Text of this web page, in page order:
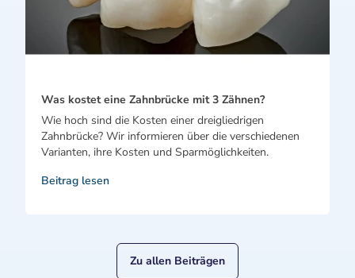
Was kostet eine Zahnbrücke mit 3 Zähnen?
Wie hoch sind die Kosten einer dreigliedrigen
Zahnbrücke? Wir informieren über die verschiedenen
Varianten, ihre Kosten und Sparmöglichkeiten.
Beitrag lesen
Zu allen Beiträgen